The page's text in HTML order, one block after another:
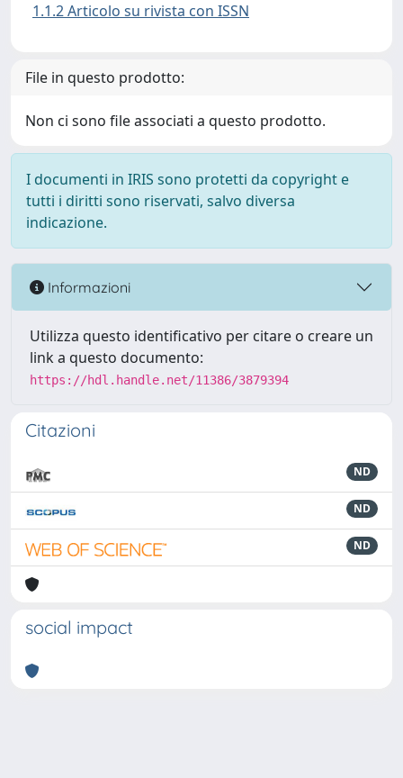
1.1.2 Articolo su rivista con ISSN
File in questo prodotto:
Non ci sono file associati a questo prodotto.
I documenti in IRIS sono protetti da copyright e
tutti i diritti sono riservati, salvo diversa
indicazione.
Informazioni
Utilizza questo identificativo per citare o creare un
link a questo documento:
https://hdl.handle.net/11386/3879394
Citazioni
ND
ND
ND
social impact